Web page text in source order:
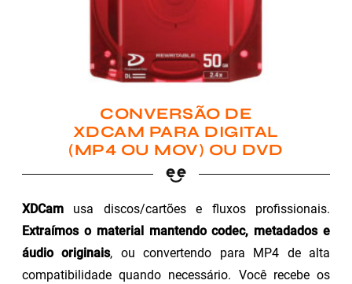
CONVERSÃO DE
XDCAM PARA DIGITAL
(MP4 OU MOV) OU DVD
XDCam usa discos/cartões e fluxos profissionais.
Extraímos o material mantendo codec, metadados e
áudio originais, ou convertendo para MP4 de alta
compatibilidade quando necessário. Você recebe os